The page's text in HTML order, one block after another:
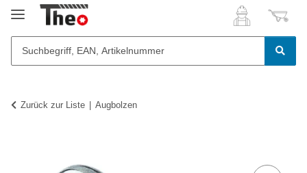
Zurück zur Liste Augbolzen